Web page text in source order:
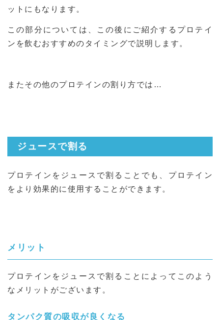
ットにもなります。
この部分については、この後にご紹介するプロテイ
ンを飲むおすすめのタイミングで説明します。
またその他のプロテインの割り方では…
ジュースで割る
プロテインをジュースで割ることでも、プロテイン
をより効果的に使用することができます。
メリット
プロテインをジュースで割ることによってこのよう
なメリットがございます。
タンパク質の吸収が良くなる